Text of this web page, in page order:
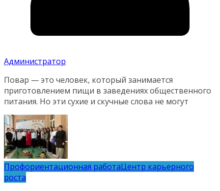
Администратор
Повар — это человек, который занимается
приготовлением пищи в заведениях общественного
питания. Но эти сухие и скучные слова не могут
Профориентационная работаЦентр карьерного
роста